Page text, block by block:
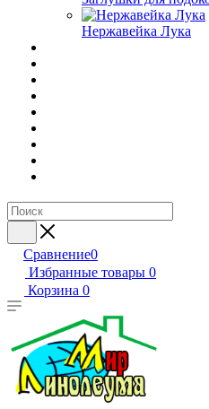
Нержавейка Лука
Сравнение0
Избранные товары 0
Корзина 0